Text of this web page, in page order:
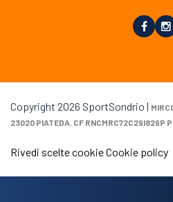
Copyright 2026 SportSondrio |
23020 PIATEDA. CF RNCMRC72C29I829P
Rivedi scelte cookieCookie policy